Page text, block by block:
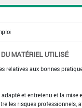
MATÉRIEL UTILISÉ
relatives aux bonnes
et entretenu et la
les risques